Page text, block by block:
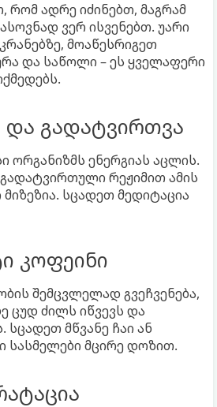
რომ ადრე იძინებთ, მაგრამ
ვერ ისვენებთ. უარი
მოაწესრიგეთ
და საწოლი – ეს ყველაფერი
და გადატვირთვა
ორგანიზმს ენერგიას აცლის.
რეჟიმით ამის
სცადეთ მედიტაცია
კოფეინი
შემცვლელად გვეჩვენება,
ცუდ ძილს იწვევს და
სცადეთ მწვანე ჩაი ან
სასმელები მცირე დოზით.